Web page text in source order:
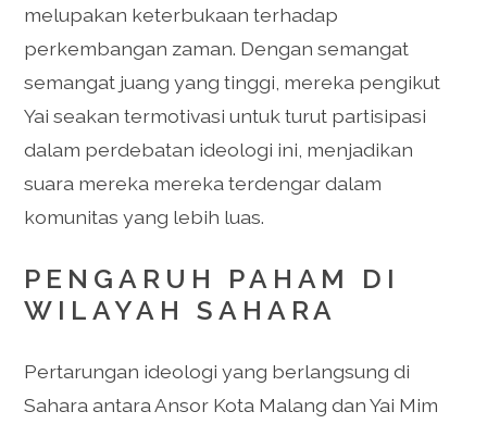
melupakan keterbukaan terhadap
perkembangan zaman. Dengan semangat
semangat juang yang tinggi, mereka pengikut
Yai seakan termotivasi untuk turut partisipasi
dalam perdebatan ideologi ini, menjadikan
suara mereka mereka terdengar dalam
komunitas yang lebih luas.
PENGARUH PAHAM DI
WILAYAH SAHARA
Pertarungan ideologi yang berlangsung di
Sahara antara Ansor Kota Malang dan Yai Mim